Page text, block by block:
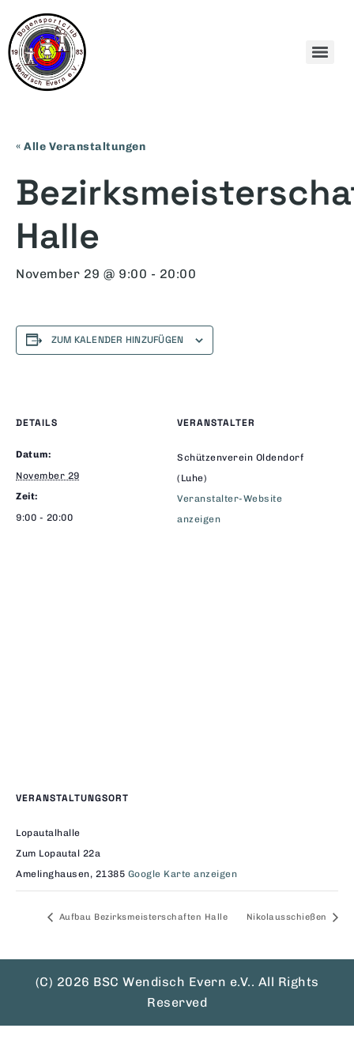
« Alle Veranstaltungen
Halle
November 29 @ 9:00 - 20:00
ZUM KALENDER HINZUFÜGEN
DETAILS
Datum:
November 29
Zeit:
9:00 - 20:00
VERANSTALTER
Schützenverein Oldendorf
(Luhe)
Veranstalter-Website
anzeigen
VERANSTALTUNGSORT
Lopautalhalle
Zum Lopautal 22a
Amelinghausen, 21385 Google Karte anzeigen
Aufbau Bezirksmeisterschaften Halle Nikolausschießen
(C) 2026 BSC Wendisch Evern e.V.. All Rights
Reserved